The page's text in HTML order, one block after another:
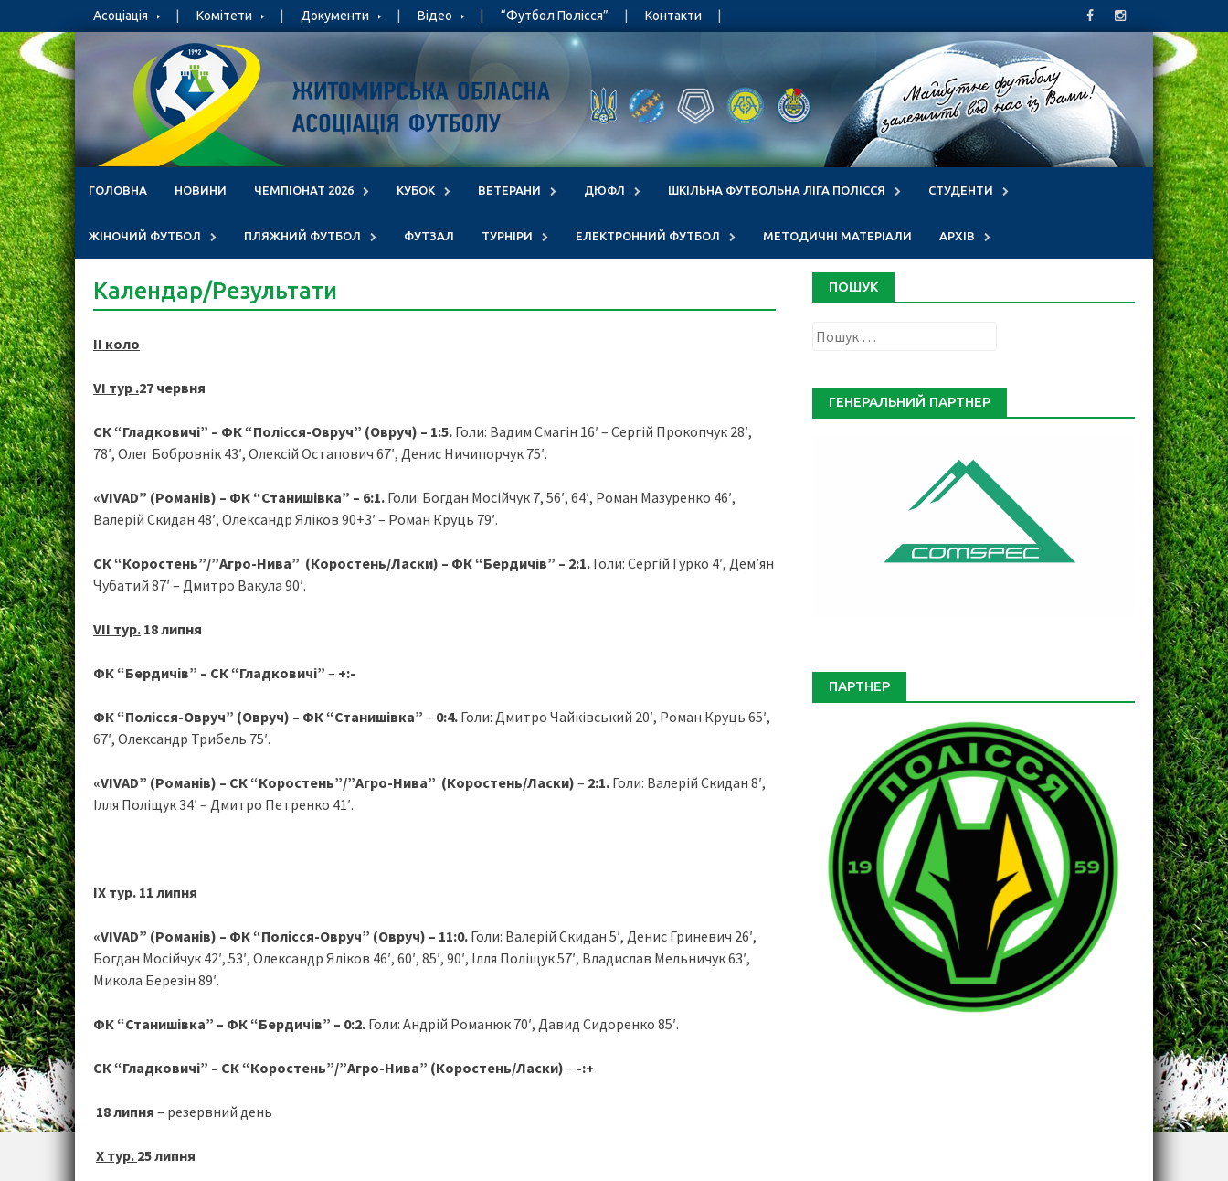
to
content
Асоціація Комітети Документи Відео “Футбол Полісся” Контакти
ГОЛОВНА НОВИНИ ЧЕМПІОНАТ 2026 КУБОК ВЕТЕРАНИ ДЮФЛ ШКІЛЬНА ФУТБОЛЬНА ЛІГА ПОЛІССЯ СТУДЕНТИ
ЖІНОЧИЙ ФУТБОЛ ПЛЯЖНИЙ ФУТБОЛ ФУТЗАЛ ТУРНІРИ ЕЛЕКТРОННИЙ ФУТБОЛ МЕТОДИЧНІ МАТЕРІАЛИ АРХІВ
Календар/Результати
II коло
VІ тур .27 червня
СК “Гладковичі” – ФК “Полісся-Овруч” (Овруч) – 1:5. Голи: Вадим Смагін 16′ – Сергій Прокопчук 28′,
78′, Олег Бобровнік 43′, Олексій Остапович 67′, Денис Ничипорчук 75′.
«VIVAD” (Романів) – ФК “Станишівка” – 6:1. Голи: Богдан Мосійчук 7, 56′, 64′, Роман Мазуренко 46′,
Валерій Скидан 48′, Олександр Яліков 90+3′ – Роман Круць 79′.
СК “Коростень”/”Агро-Нива” (Коростень/Ласки) – ФК “Бердичів” – 2:1. Голи: Сергій Гурко 4′, Дем’ян
Чубатий 87′ – Дмитро Вакула 90′.
VІІ тур. 18 липня
ФК “Бердичів” – СК “Гладковичі” – +:-
ФК “Полісся-Овруч” (Овруч) – ФК “Станишівка” – 0:4. Голи: Дмитро Чайківський 20′, Роман Круць 65′,
67′, Олександр Трибель 75′.
«VIVAD” (Романів) – СК “Коростень”/”Агро-Нива” (Коростень/Ласки) – 2:1. Голи: Валерій Скидан 8′,
Ілля Поліщук 34′ – Дмитро Петренко 41′.
ІХ тур. 11 липня
«VIVAD” (Романів) – ФК “Полісся-Овруч” (Овруч) – 11:0. Голи: Валерій Скидан 5′, Денис Гриневич 26′,
Богдан Мосійчук 42′, 53′, Олександр Яліков 46′, 60′, 85′, 90′, Ілля Поліщук 57′, Владислав Мельничук 63′,
Микола Березін 89′.
ФК “Станишівка” – ФК “Бердичів” – 0:2. Голи: Андрій Романюк 70′, Давид Сидоренко 85′.
СК “Гладковичі” – СК “Коростень”/”Агро-Нива” (Коростень/Ласки) – -:+
18 липня – резервний день
Х тур. 25 липня
ПОШУК
Пошук:
ГЕНЕРАЛЬНИЙ ПАРТНЕР
ПАРТНЕР